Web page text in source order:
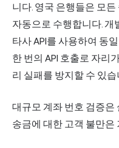
니다. 영국 은행들은 모
자동으로 수행합니다.
타사 API를 사용하여 동
한 번의 API 호출로 자리
리 실패를 방지할 수 있습
대규모 계좌 번호 검증은
송금에 대한 고객 불만은